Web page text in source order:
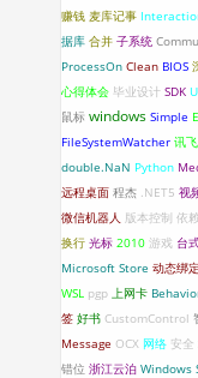
赚钱 麦库记事
据库 合并 子系统
ProcessOn Clean BIOS
心得体会 毕业设计 SDK
鼠标 windows Simple
FileSystemWatcher 讯
double.NaN Python
远程桌面 程杰 .NET5 视
微信机器人 版本控制 依
换行 光标 2010 游戏 台
Microsoft Store 动态绑定
WSL pgp 上网卡
签 好书 CustomControl
Message OCX 网络 安全
错位 浙江云泊 Windows